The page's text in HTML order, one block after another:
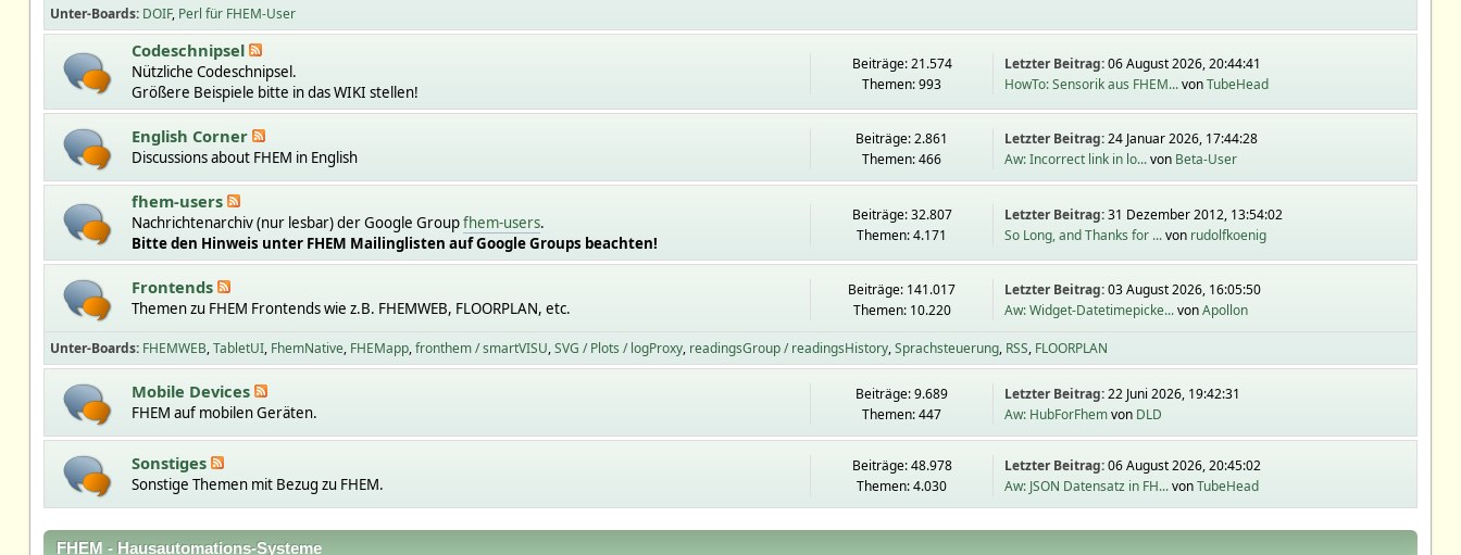
Unter-Boards DOIF Perl für FHEM-User
Codeschnipsel
Nützliche Codeschnipsel.
Größere Beispiele bitte in das WIKI stellen!
Beiträge: 21.574
Themen: 993
Letzter Beitrag:06 August 2026, 20:44:41
HowTo: Sensorik aus FHEM...vonTubeHead
English Corner
Discussions about FHEM in English
Beiträge: 2.861
Themen: 466
Letzter Beitrag:24 Januar 2026, 17:44:28
Aw: Incorrect link in lo...von Beta-User
fhem-users
Nachrichtenarchiv (nur lesbar) der Google Groupfhem-users.
Bitte den Hinweis unter FHEM Mailinglisten auf Google Groups beachten!
Beiträge: 32.807
Themen: 4.171
Letzter Beitrag:31 Dezember 2012, 13:54:02
So Long, and Thanks for ...von rudolfkoenig
Frontends
Themen zu FHEM Frontends wie z.B. FHEMWEB, FLOORPLAN, etc.
Beiträge: 141.017
Themen: 10.220
Letzter Beitrag:03 August 2026, 16:05:50
Aw: Widget-Datetimepicke...vonApollon
Unter-Boards FHEMWEB TabletUI FhemNative FHEMapp fronthem / smartVISU SVG / Plots / logProxy readingsGroup / readingsHistory Sprachsteuerung RSS FLOORPLAN
Mobile Devices
FHEM auf mobilen Geräten.
Beiträge: 9.689
Themen: 447
Letzter Beitrag:22 Juni 2026, 19:42:31
Aw: HubForFhemvon DLD
Sonstiges
Sonstige Themen mit Bezug zu FHEM.
Beiträge: 48.978
Themen: 4.030
Letzter Beitrag:06 August 2026, 20:45:02
Aw: JSON Datensatz in FH...vonTubeHead
FHEM - Hausautomations-Systeme